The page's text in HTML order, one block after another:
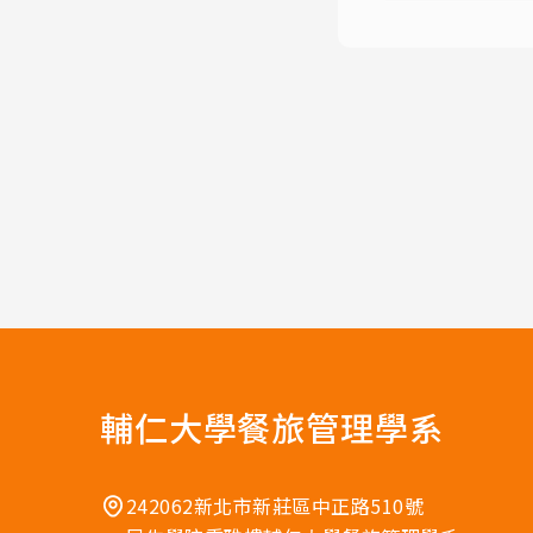
輔仁大學餐旅管理學系
242062新北市新莊區中正路510號